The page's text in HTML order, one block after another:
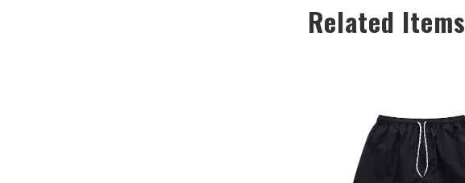
Related Items